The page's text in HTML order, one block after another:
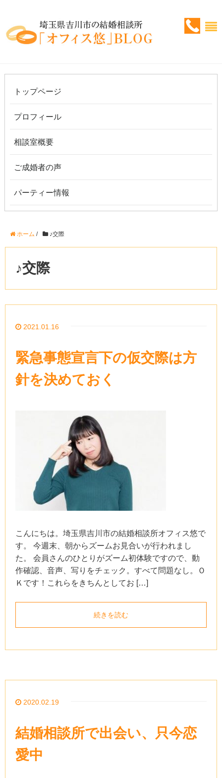
トップページ
プロフィール
相談室概要
ご成婚者の声
パーティー情報
ホーム / ♪交際
♪交際
2021.01.16
緊急事態宣言下の仮交際は方
針を決めておく
こんにちは。埼玉県吉川市の結婚相談所オフィス悠で
す。 今週末、朝からズームお見合いが行われまし
た。 会員さんのひとりがズーム初体験ですので、動
作確認、音声、写りをチェック。すべて問題なし。Ｏ
Ｋです！これらをきちんとしてお […]
続きを読む
2020.02.19
結婚相談所で出会い、只今恋
愛中